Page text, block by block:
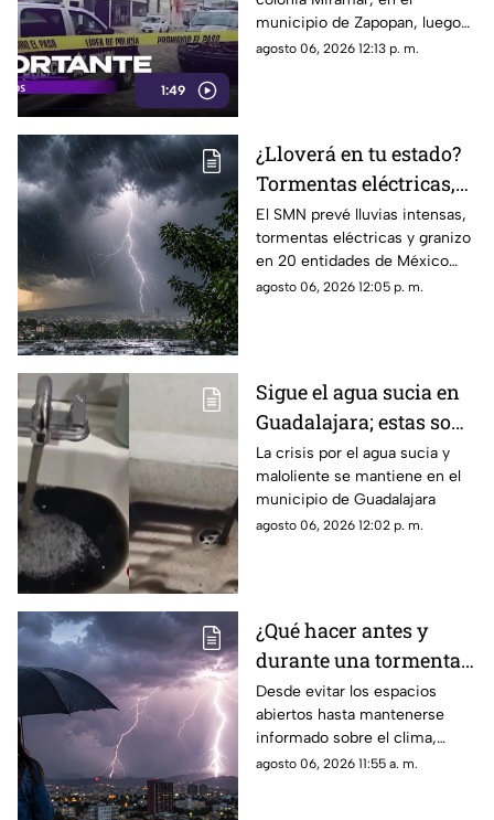
1:49
motivo?
municipio de Zapopan, luego
de atacar a otro sujeto con un
agosto 06, 2026 12:13 p. m.
¿Lloverá en tu estado?
Tormentas eléctricas,
lluvia y granizo
afectarán a 20
entidades HOY 6 de
agosto
El SMN prevé lluvias intensas,
tormentas eléctricas y granizo
en 20 entidades de México
este jueves; Oaxaca
agosto 06, 2026 12:05 p. m.
Sigue el agua sucia en
Guadalajara; estas son
las colonias que
podrían pagar menos
La crisis por el agua sucia y
maloliente se mantiene en el
municipio de Guadalajara
agosto 06, 2026 12:02 p. m.
¿Qué hacer antes y
durante una tormenta
eléctrica? Estas son las
recomendaciones
Desde evitar los espacios
abiertos hasta mantenerse
informado sobre el clima,
estas son las acciones que las
agosto 06, 2026 11:55 a. m.